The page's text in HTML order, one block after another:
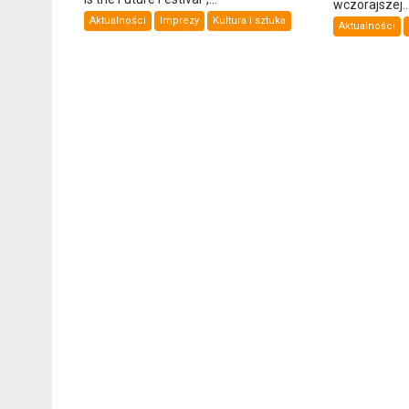
Aktualności Imprezy Kultura i sztuka
wczorajszej...
Aktualności